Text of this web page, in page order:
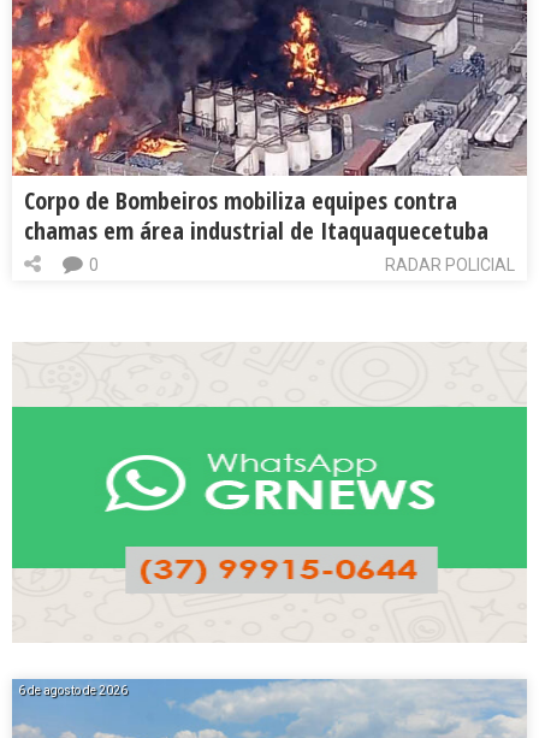
Corpo de Bombeiros mobiliza equipes contra
chamas em área industrial de Itaquaquecetuba
RADAR POLICIAL
0
6 de agosto de 2026